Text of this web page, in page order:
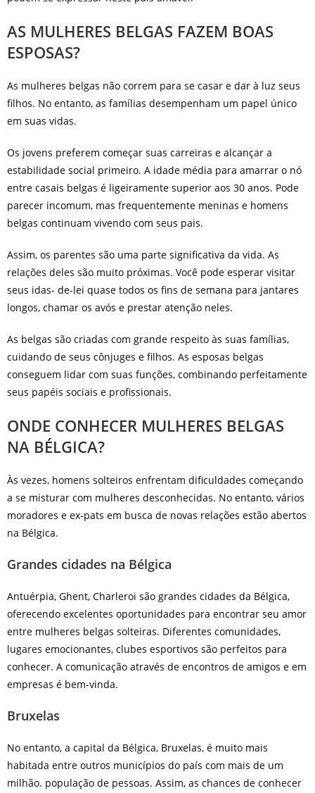
AS MULHERES BELGAS FAZEM BOAS
ESPOSAS?
As mulheres belgas não correm para se casar e dar à luz seus
filhos. No entanto, as famílias desempenham um papel único
em suas vidas.
Os jovens preferem começar suas carreiras e alcançar a
estabilidade social primeiro. A idade média para amarrar o nó
entre casais belgas é ligeiramente superior aos 30 anos. Pode
parecer incomum, mas frequentemente meninas e homens
belgas continuam vivendo com seus pais.
Assim, os parentes são uma parte significativa da vida. As
relações deles são muito próximas. Você pode esperar visitar
seus idas- de-lei quase todos os fins de semana para jantares
longos, chamar os avós e prestar atenção neles.
As belgas são criadas com grande respeito às suas famílias,
cuidando de seus cônjuges e filhos. As esposas belgas
conseguem lidar com suas funções, combinando perfeitamente
seus papéis sociais e profissionais.
ONDE CONHECER MULHERES BELGAS
NA BÉLGICA?
Às vezes, homens solteiros enfrentam dificuldades começando
a se misturar com mulheres desconhecidas. No entanto, vários
moradores e ex-pats em busca de novas relações estão abertos
na Bélgica.
Grandes cidades na Bélgica
Antuérpia, Ghent, Charleroi são grandes cidades da Bélgica,
oferecendo excelentes oportunidades para encontrar seu amor
entre mulheres belgas solteiras. Diferentes comunidades,
lugares emocionantes, clubes esportivos são perfeitos para
conhecer. A comunicação através de encontros de amigos e em
empresas é bem-vinda.
Bruxelas
No entanto, a capital da Bélgica, Bruxelas, é muito mais
habitada entre outros municípios do país com mais de um
milhão. população de pessoas. Assim, as chances de conhecer